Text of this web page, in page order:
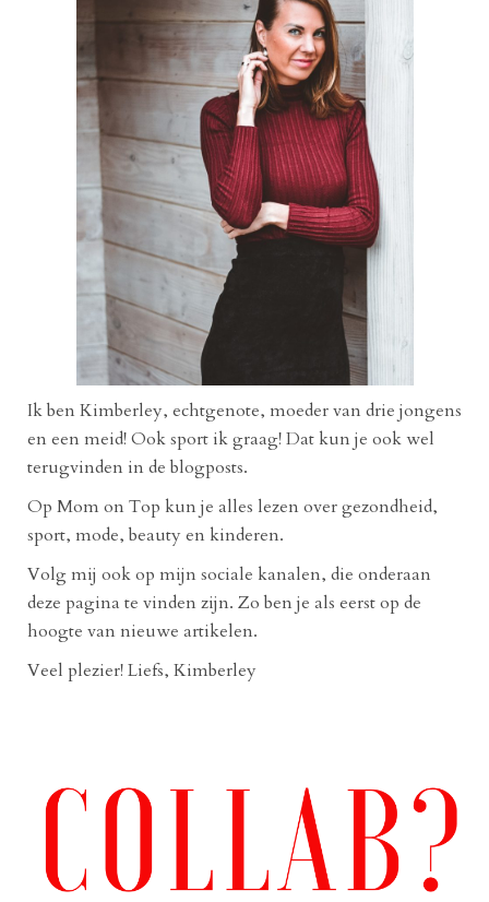
Ik ben Kimberley, echtgenote, moeder van drie jongens
en een meid! Ook sport ik graag! Dat kun je ook wel
terugvinden in de blogposts.
Op Mom on Top kun je alles lezen over gezondheid,
sport, mode, beauty en kinderen.
Volg mij ook op mijn sociale kanalen, die onderaan
deze pagina te vinden zijn. Zo ben je als eerst op de
hoogte van nieuwe artikelen.
Veel plezier! Liefs, Kimberley